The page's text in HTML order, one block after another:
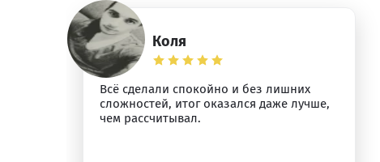
Коля
Всё сделали спокойно и без лишних
сложностей, итог оказался даже лучше,
чем рассчитывал.